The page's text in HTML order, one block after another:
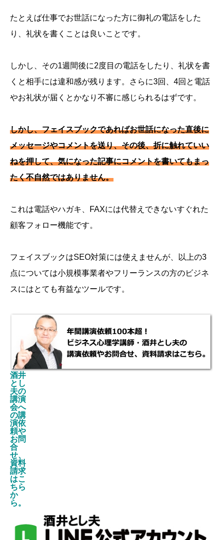
たとえば仕事でお世話になった方に御礼の電話をした
り、礼状を書くことは良いことです。
しかし、その1週間後に2度目の電話をしたり、礼状を書
くと相手には違和感が残ります。さらに3回、4回と電話
やお礼状が届くとかなり不審に感じられるはずです。
しかし、フェイスブックであればお世話になった直後に
メッセージやコメントを送り、その後、折に触れていい
ねを押して、気になった記事にコメントを書いてもまっ
たく不自然ではありません。
これは電話やハガキ、FAXには代替えできないすぐれた
顧客フォロー機能です。
フェイスブックはSEO対策には使えませんが、以上の3
点については小規模事業者やフリーランスの方のビジネ
スにはとても有益なツールです。
酒井
とし
夫の
講演
会へ
の講
演依
頼や
お問
合
せ、
資料
請求
はこ
ちら
か
ら。